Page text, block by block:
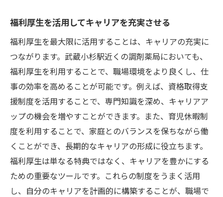
福利厚生を活用してキャリアを充実させる
福利厚生を最大限に活用することは、キャリアの充実に
つながります。武蔵小杉駅近くの調剤薬局においても、
福利厚生を利用することで、職場環境をより良くし、仕
事の効率を高めることが可能です。例えば、資格取得支
援制度を活用することで、専門知識を深め、キャリアア
ップの機会を増やすことができます。また、育児休暇制
度を利用することで、家庭とのバランスを保ちながら働
くことができ、長期的なキャリアの形成に役立ちます。
福利厚生は単なる特典ではなく、キャリアを豊かにする
ための重要なツールです。これらの制度をうまく活用
し、自分のキャリアを計画的に構築することが、職場で